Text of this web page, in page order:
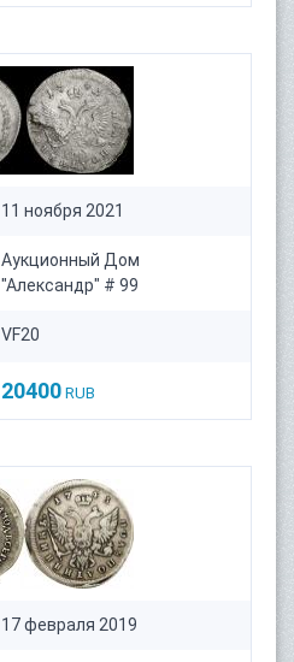
11 ноября 2021
Аукционный Дом
"Александр" # 99
VF20
20400 RUB
17 февраля 2019